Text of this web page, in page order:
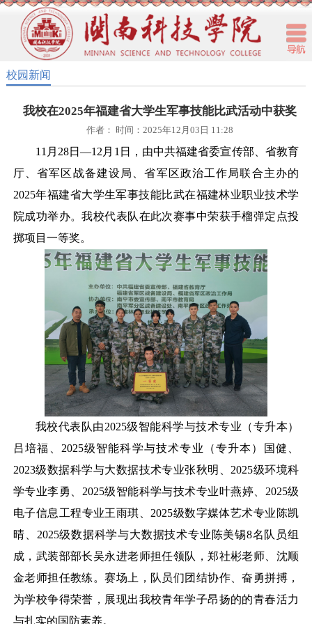
校园新闻
我校在2025年福建省大学生军事技能比武活动中获奖
作者： 时间：2025年12月03日 11:28
11月28日—12月1日，由中共福建省委宣传部、省教育
厅、省军区战备建设局、省军区政治工作局联合主办的
2025年福建省大学生军事技能比武在福建林业职业技术学
院成功举办。我校代表队在此次赛事中荣获手榴弹定点投
掷项目一等奖。
我校代表队由2025级智能科学与技术专业（专升本）
吕培福、2025级智能科学与技术专业（专升本）国健、
2023级数据科学与大数据技术专业张秋明、2025级环境科
学专业李勇、2025级智能科学与技术专业叶燕婷、2025级
电子信息工程专业王雨琪、2025级数字媒体艺术专业陈凯
晴、2025级数据科学与大数据技术专业陈美锡8名队员组
成，武装部部长吴永进老师担任领队，郑社彬老师、沈顺
金老师担任教练。赛场上，队员们团结协作、奋勇拼搏，
为学校争得荣誉，展现出我校青年学子昂扬的的青春活力
与扎实的国防素养。